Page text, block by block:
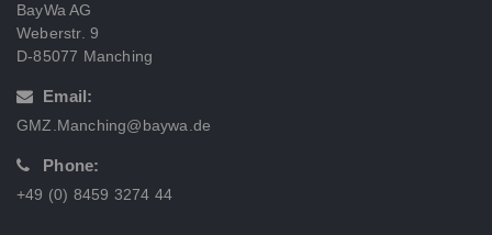
BayWa AG
Weberstr. 9
D-85077 Manching
Email:
GMZ.Manching@baywa.de
Phone:
+49 (0) 8459 3274 44